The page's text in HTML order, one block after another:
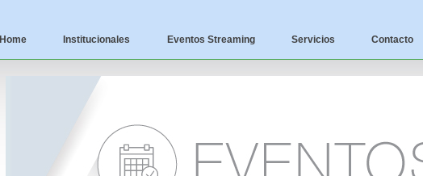
Home Institucionales Eventos Streaming Servicios Contacto